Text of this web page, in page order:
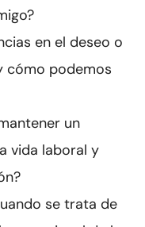
en el deseo o
cómo podemos
un
vida laboral y
se trata de